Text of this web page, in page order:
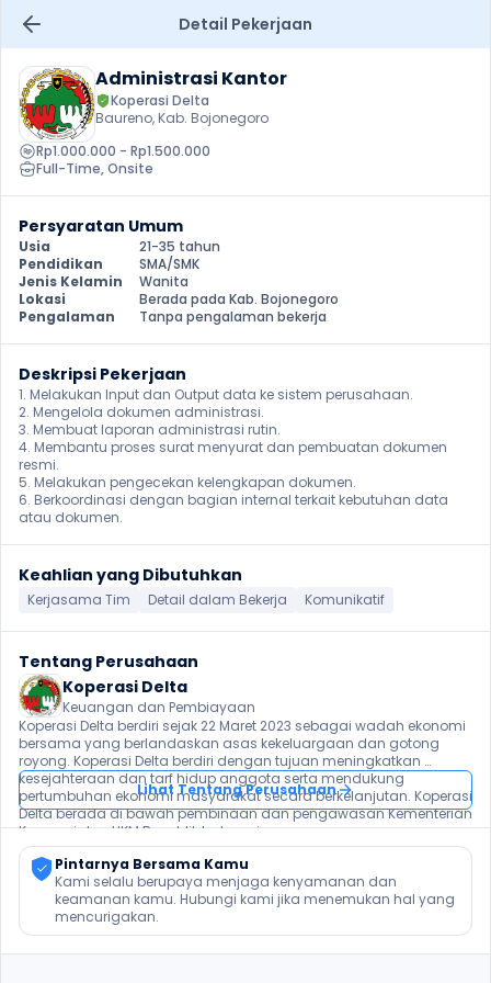
Detail Pekerjaan
Administrasi Kantor
Koperasi Delta
Baureno, Kab. Bojonegoro
Rp1.000.000 - Rp1.500.000
Full-Time, Onsite
Persyaratan Umum
Usia
21-35 tahun
Pendidikan
SMA/SMK
Jenis Kelamin
Wanita
Lokasi
Berada pada Kab. Bojonegoro
Pengalaman
Tanpa pengalaman bekerja
Deskripsi Pekerjaan
1. Melakukan Input dan Output data ke sistem perusahaan.
2. Mengelola dokumen administrasi.
3. Membuat laporan administrasi rutin.
4. Membantu proses surat menyurat dan pembuatan dokumen
resmi.
5. Melakukan pengecekan kelengkapan dokumen.
6. Berkoordinasi dengan bagian internal terkait kebutuhan data
atau dokumen.
Keahlian yang Dibutuhkan
Kerjasama Tim Detail dalam Bekerja Komunikatif
Tentang Perusahaan
Koperasi Delta
Keuangan dan Pembiayaan
Koperasi Delta berdiri sejak 22 Maret 2023 sebagai wadah ekonomi
bersama yang berlandaskan asas kekeluargaan dan gotong
royong. Koperasi Delta berdiri dengan tujuan meningkatkan
kesejahteraan dan tarf hidup anggota serta mendukung
pertumbuhan ekonomi masyarakat secara berkelanjutan. Koperasi
Delta berada di bawah pembinaan dan pengawasan Kementerian
Koperasi dan UKM Republik Indonesia.
Lihat Tentang Perusahaan
Pintarnya Bersama Kamu
Kami selalu berupaya menjaga kenyamanan dan
keamanan kamu. Hubungi kami jika menemukan hal yang
mencurigakan.